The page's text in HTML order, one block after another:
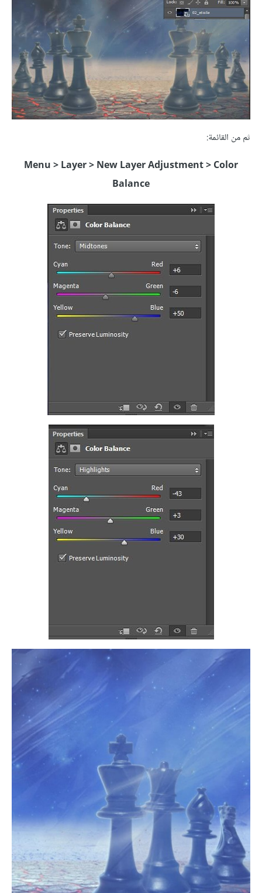
ثم من القائمة:
Menu > Layer > New Layer Adjustment > Color
Balance